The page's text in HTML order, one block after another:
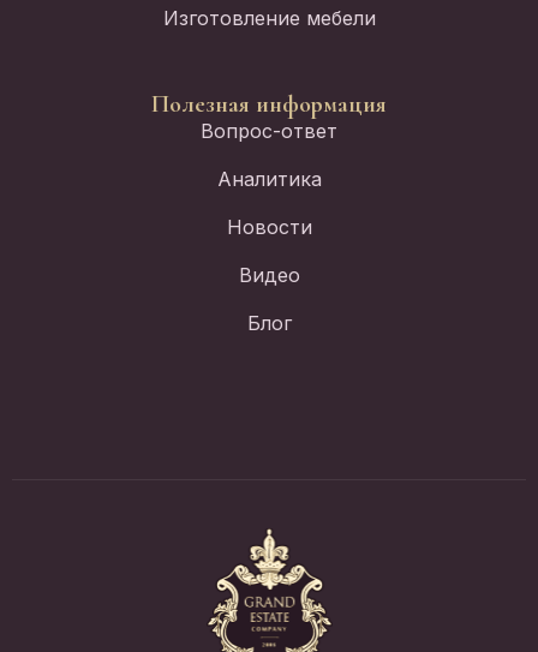
Изготовление мебели
Полезная информация
Вопрос-ответ
Аналитика
Новости
Видео
Блог